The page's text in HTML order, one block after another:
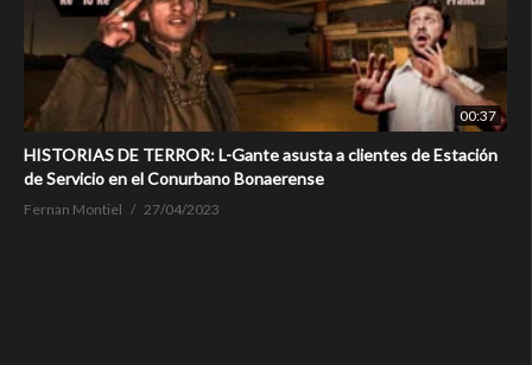
00:37
HISTORIAS DE TERROR: L-Gante asusta a clientes de Estación
de Servicio en el Conurbano Bonaerense
Fernan Montiel 27/04/2023